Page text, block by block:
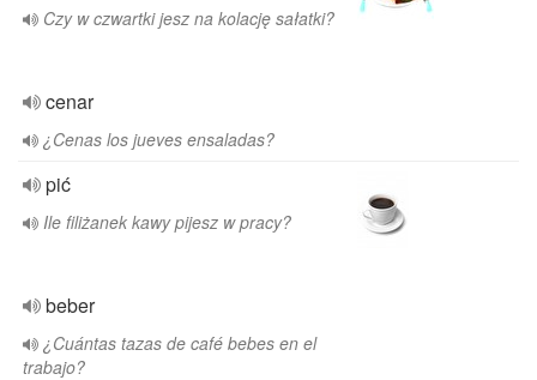
Czy w czwartki jesz na kolację sałatki?
cenar
¿Cenas los jueves ensaladas?
pić
Ile filiżanek kawy pijesz w pracy?
beber
¿Cuántas tazas de café bebes en el
trabajo?